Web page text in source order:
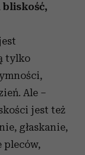
bliskość,
tylko
Ale –
jest też
głaskanie,
pleców,